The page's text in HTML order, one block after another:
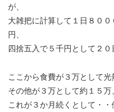
が、
大雑把に計算して１日８０
円、
四捨五入で５千円として２
ここから食費が３万として光
その他が３万として約１５万
これが３か月続くとして・